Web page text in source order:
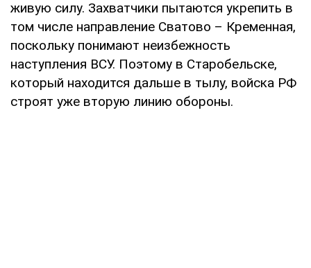
живую силу. Захватчики пытаются укрепить в
том числе направление Сватово – Кременная,
поскольку понимают неизбежность
наступления ВСУ. Поэтому в Старобельске,
который находится дальше в тылу, войска РФ
строят уже вторую линию обороны.